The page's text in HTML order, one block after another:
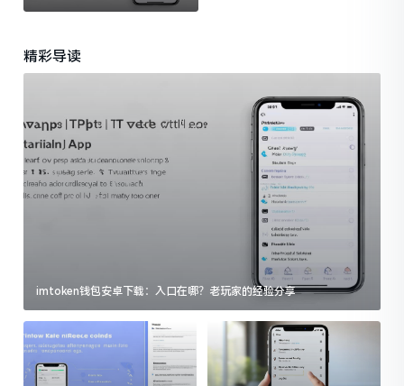
精彩导读
imtoken钱包安卓下载：入口在哪？老玩家的经验分享